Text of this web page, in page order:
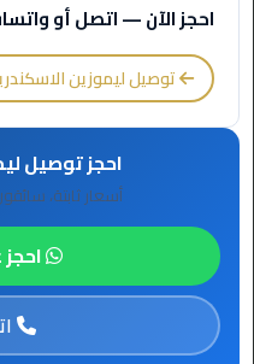
العرب
الى
الساحل
الشمالي
مطار
القاهرة
ليموزين
احجز الآن — اتصل أو واتساب
توصيل ليموزين
احجز توصيل
أسعار ثابتة،